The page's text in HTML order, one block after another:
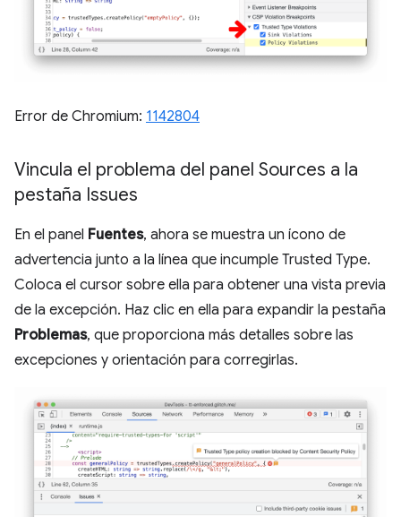
Error de Chromium: 1142804
Vincula el problema del panel Sources a la
pestaña Issues
En el panel Fuentes, ahora se muestra un ícono de
advertencia junto a la línea que incumple Trusted Type.
Coloca el cursor sobre ella para obtener una vista previa
de la excepción. Haz clic en ella para expandir la pestaña
Problemas, que proporciona más detalles sobre las
excepciones y orientación para corregirlas.